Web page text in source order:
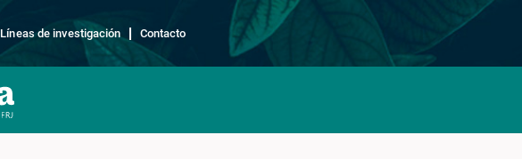
Líneas de investigación Contacto